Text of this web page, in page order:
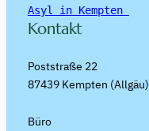
Asyl in Kempten
Kontakt
Poststraße 22
87439 Kempten (Allgäu)
Büro